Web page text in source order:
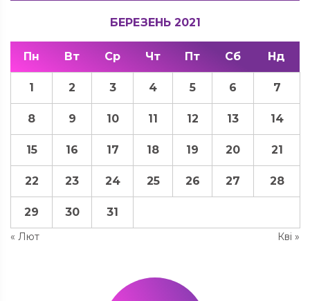
БЕРЕЗЕНЬ 2021
Пн Вт Ср Чт Пт Сб Нд
« Лют Кві »
1 2 3 4 5 6 7
8 9 10 11 12 13 14
15 16 17 18 19 20 21
22 23 24 25 26 27 28
29 30 31